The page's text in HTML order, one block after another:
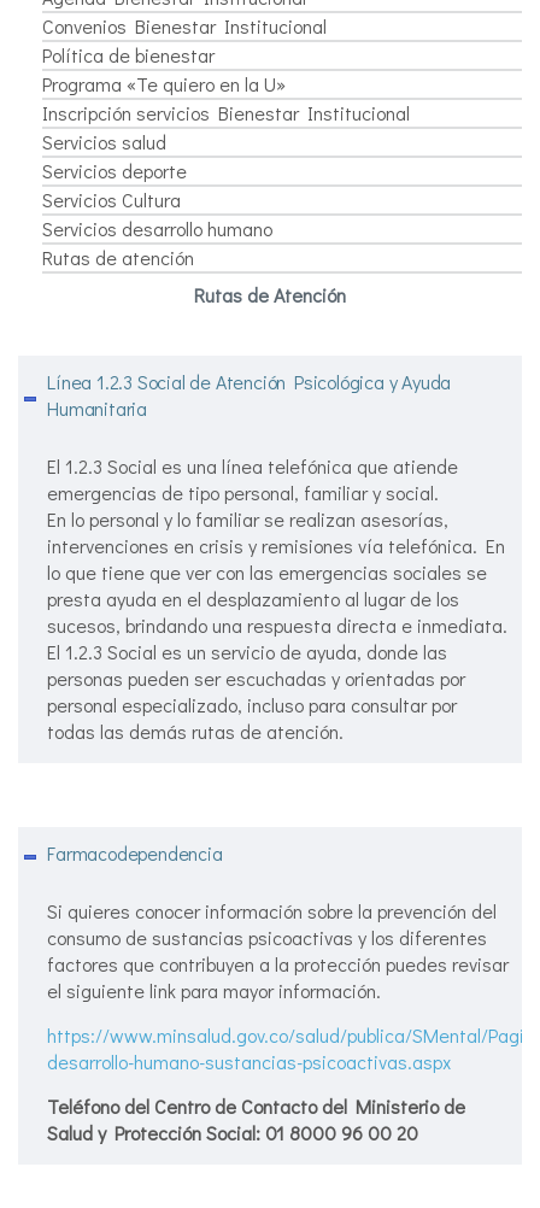
Convenios Bienestar Institucional
Política de bienestar
Programa «Te quiero en la U»
Inscripción servicios Bienestar Institucional
Servicios salud
Servicios deporte
Servicios Cultura
Servicios desarrollo humano
Rutas de atención
Rutas de Atención
Línea 1.2.3 Social de Atención Psicológica y Ayuda
Humanitaria
El 1.2.3 Social es una línea telefónica que atiende
emergencias de tipo personal, familiar y social.
En lo personal y lo familiar se realizan asesorías,
intervenciones en crisis y remisiones vía telefónica. En
lo que tiene que ver con las emergencias sociales se
presta ayuda en el desplazamiento al lugar de los
sucesos, brindando una respuesta directa e inmediata.
El 1.2.3 Social es un servicio de ayuda, donde las
personas pueden ser escuchadas y orientadas por
personal especializado, incluso para consultar por
todas las demás rutas de atención.
Farmacodependencia
Si quieres conocer información sobre la prevención del
consumo de sustancias psicoactivas y los diferentes
factores que contribuyen a la protección puedes revisar
el siguiente link para mayor información.
https://www.minsalud.gov.co/salud/publica/SMental/
desarrollo-humano-sustancias-psicoactivas.aspx
Teléfono del Centro de Contacto del Ministerio de
Salud y Protección Social: 01 8000 96 00 20